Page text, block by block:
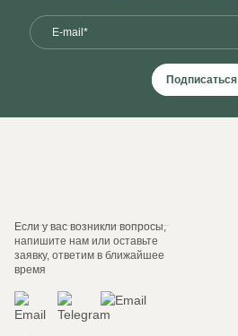
Подписаться
Если у вас возникли вопросы,
напишите нам или оставьте
заявку, ответим в ближайшее
время